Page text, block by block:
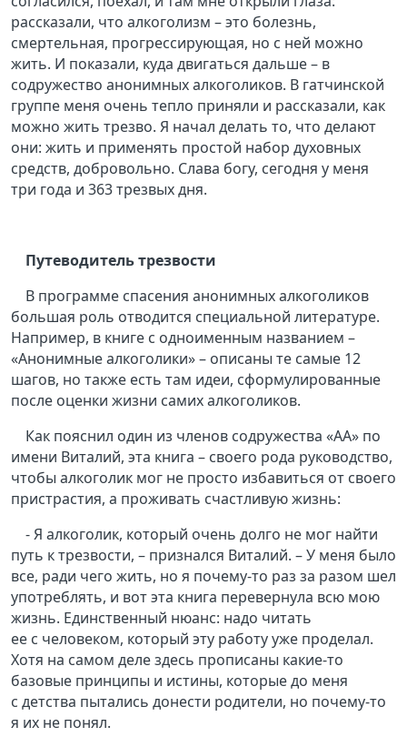
рассказали, что алкоголизм – это болезнь,
смертельная, прогрессирующая, но с ней можно
жить. И показали, куда двигаться дальше – в
содружество анонимных алкоголиков. В гатчинской
группе меня очень тепло приняли и рассказали, как
можно жить трезво. Я начал делать то, что делают
они: жить и применять простой набор духовных
средств, добровольно. Слава богу, сегодня у меня
три года и 363 трезвых дня.
Путеводитель трезвости
В программе спасения анонимных алкоголиков
большая роль отводится специальной литературе.
Например, в книге с одноименным названием –
«Анонимные алкоголики» – описаны те самые 12
шагов, но также есть там идеи, сформулированные
после оценки жизни самих алкоголиков.
Как пояснил один из членов содружества «АА» по
имени Виталий, эта книга – своего рода руководство,
чтобы алкоголик мог не просто избавиться от своего
пристрастия, а проживать счастливую жизнь:
- Я алкоголик, который очень долго не мог найти
путь к трезвости, – признался Виталий. – У меня было
все, ради чего жить, но я почему-то раз за разом шел
употреблять, и вот эта книга перевернула всю мою
жизнь. Единственный нюанс: надо читать
ее с человеком, который эту работу уже проделал.
Хотя на самом деле здесь прописаны какие-то
базовые принципы и истины, которые до меня
с детства пытались донести родители, но почему-то
я их не понял.